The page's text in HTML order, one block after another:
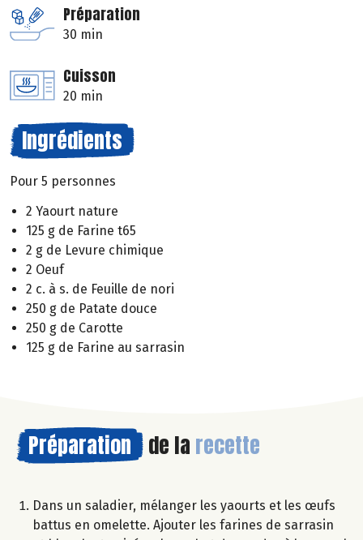
Préparation
30 min
Cuisson
20 min
Ingrédients
Pour 5 personnes
2 Yaourt nature
125 g de Farine t65
2 g de Levure chimique
2 Oeuf
2 c. à s. de Feuille de nori
250 g de Patate douce
250 g de Carotte
125 g de Farine au sarrasin
Préparation de la recette
Dans un saladier, mélanger les yaourts et les œufs
battus en omelette. Ajouter les farines de sarrasin